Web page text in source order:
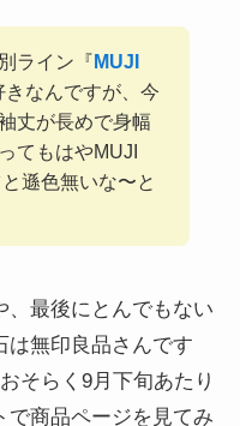
ライン『MUJI
きなんですが、今
丈が長めで身幅
てもはやMUJI
遜色無いな〜と
、最後にとんでもない
は無印良品さんです
そらく9月下旬あたり
で商品ページを見てみ